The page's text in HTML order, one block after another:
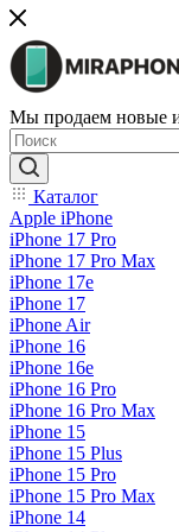
Мы продаем новые
Каталог
Apple iPhone
iPhone 17 Pro
iPhone 17 Pro Max
iPhone 17e
iPhone 17
iPhone Air
iPhone 16
iPhone 16e
iPhone 16 Pro
iPhone 16 Pro Max
iPhone 15
iPhone 15 Plus
iPhone 15 Pro
iPhone 15 Pro Max
iPhone 14